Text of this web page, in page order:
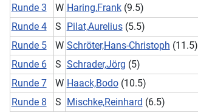
Runde 3
W Haring,Frank(9.5)
Runde 4
S Pilat,Aurelius(5.5)
Runde 5
W Schröter,Hans-Christoph (11.5)
Runde 6
S Schrader,Jörg (5)
Runde 7
W Haack,Bodo(10.5)
Runde 8
S Mischke,Reinhard (6.5)